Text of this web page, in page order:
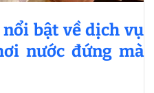
bật về dịch vụ
nước đứng mà